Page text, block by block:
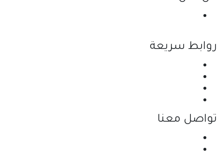
روابط سريعة
تواصل معنا